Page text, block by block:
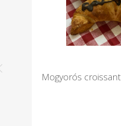
Mogyorós croissant